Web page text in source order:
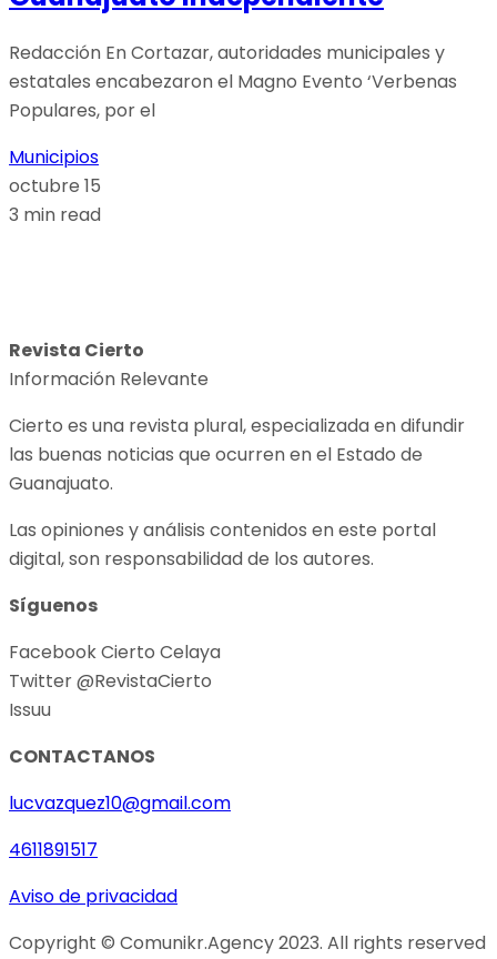
Redacción En Cortazar, autoridades municipales y
estatales encabezaron el Magno Evento ‘Verbenas
Populares, por el
Municipios
octubre 15
3 min read
Revista Cierto
Información Relevante
Cierto es una revista plural, especializada en difundir
las buenas noticias que ocurren en el Estado de
Guanajuato.
Las opiniones y análisis contenidos en este portal
digital, son responsabilidad de los autores.
Síguenos
Facebook Cierto Celaya
Twitter @RevistaCierto
Issuu
CONTACTANOS
lucvazquez10@gmail.com
4611891517
Aviso de privacidad
Copyright © Comunikr.Agency 2023. All rights reserved